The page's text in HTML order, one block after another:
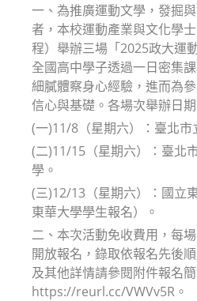
一、為推廣運動文學，發掘
者，本校運動產業與文化學
程）舉辦三場「2025政大運
全國高中學子透過一日密集
細膩體察身心經驗，進而為
信心與基礎。各場次舉辦日期
(一)11/8（星期六）：臺北市
(二)11/15（星期六）：臺北
學。
(三)12/13（星期六）：國立
東華大學學生報名）。
二、本次活動免收費用，每
開放報名，錄取依報名先後
及其他詳情請參閱附件報名
https://reurl.cc/VWVv5R。